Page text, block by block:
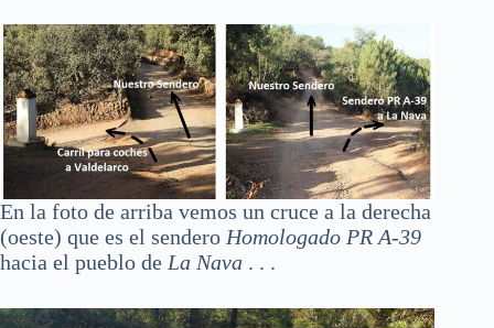
En la foto de arriba vemos un cruce a la derecha
(oeste) que es el sendero Homologado PR A-39
hacia el pueblo de La Nava . . .